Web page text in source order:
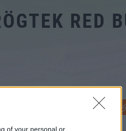
of your personal or
RED